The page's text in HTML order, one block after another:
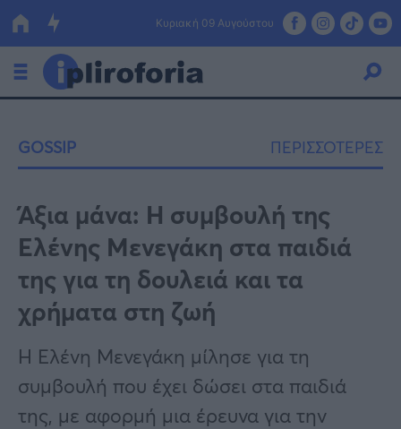
Κυριακή 09 Αυγούστου
Οικονομία
Πολιτική
Τράπεζες
Επιδοτήσεις
ΕΣΠΑ
Κόσμος
Lifestyle
Αθλητικά
Υγεία
GOSSIP ΠΕΡΙΣΣΟΤΕΡΕΣ
Άξια μάνα: Η συμβουλή της
Ελένης Μενεγάκη στα παιδιά
της για τη δουλειά και τα
χρήματα στη ζωή
Η Ελένη Μενεγάκη μίλησε για τη
συμβουλή που έχει δώσει στα παιδιά
της, με αφορμή μια έρευνα για την